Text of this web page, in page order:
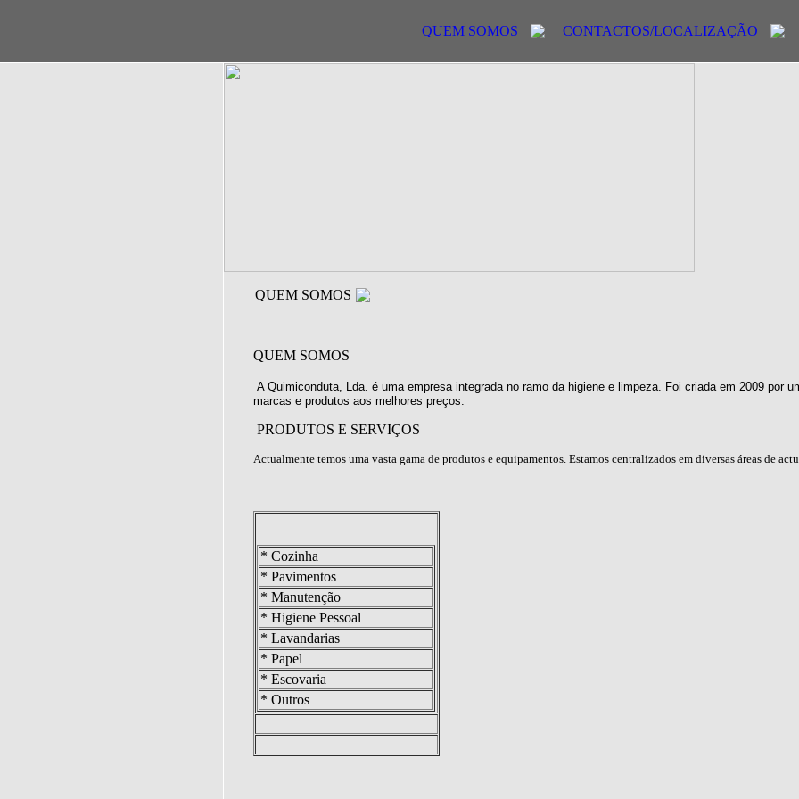
QUEM SOMOS CONTACTOS/LOCALIZAÇÃO
QUEM SOMOS
QUEM SOMOS
A Quimiconduta, Lda. é uma empresa integrada no ramo da higiene e limpeza. Foi criada em 2009 por
marcas e produtos aos melhores preços.
PRODUTOS E SERVIÇOS
Actualmente temos uma vasta gama de produtos e equipamentos. Estamos centralizados em diversas áreas de
* Cozinha
* Pavimentos
* Manutenção
* Higiene Pessoal
* Lavandarias
* Papel
* Escovaria
* Outros